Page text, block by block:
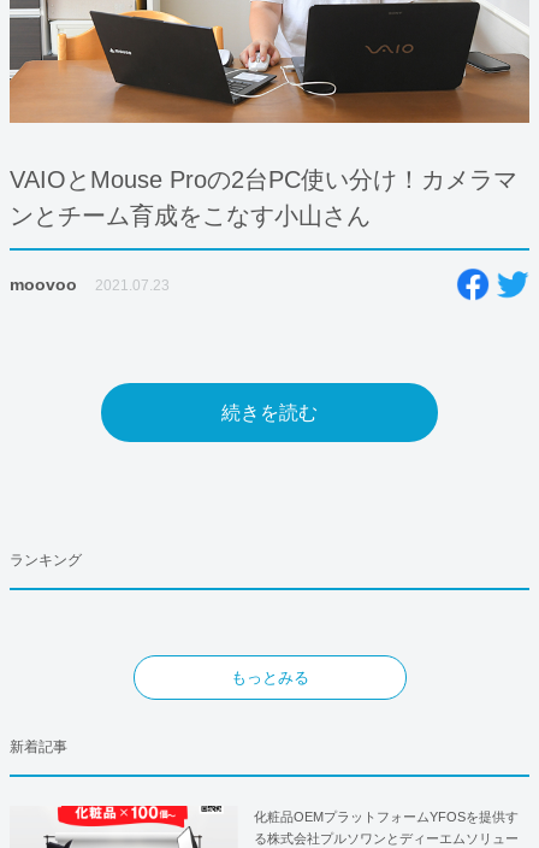
VAIOとMouse Proの2台PC使い分け！カメラマ
ンとチーム育成をこなす小山さん
moovoo 2021.07.23
続きを読む
ランキング
もっとみる
新着記事
化粧品OEMプラットフォームYFOSを提供す
る株式会社プルソワンとディーエムソリュー